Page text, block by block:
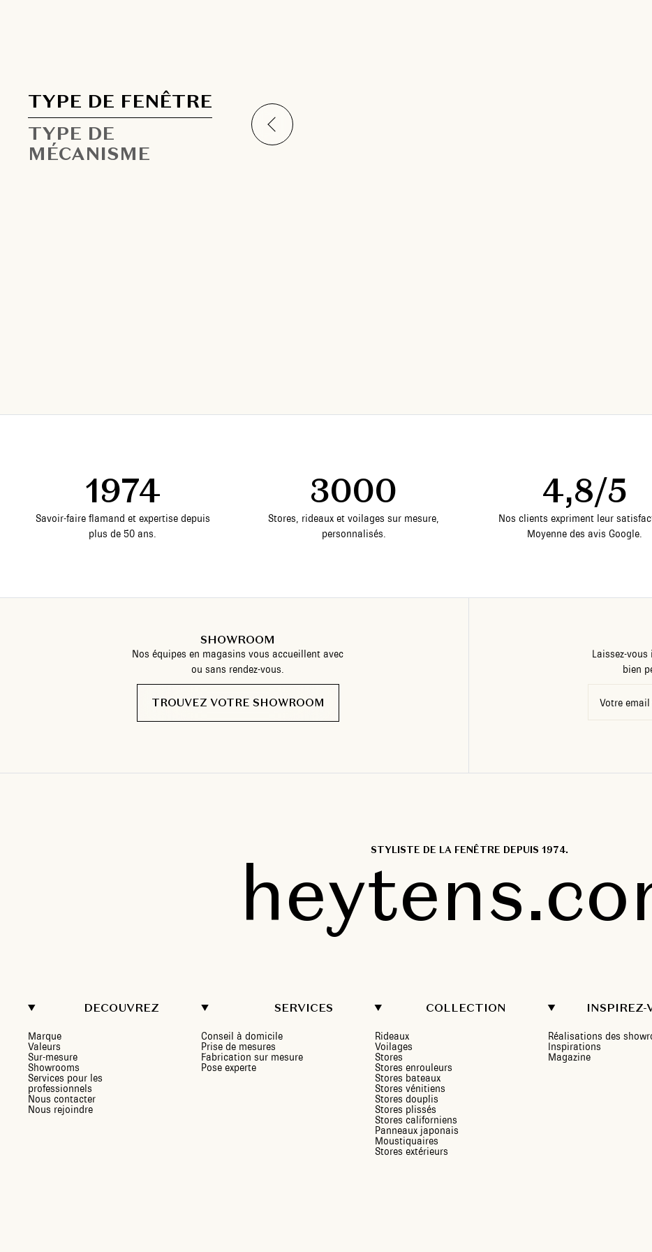
TYPE DE FENÊTRE
TYPE DE
MÉCANISME
1974
Savoir-faire flamand et expertise depuis
plus de 50 ans.
3000
Stores, rideaux et voilages sur mesure,
personnalisés.
4,8/5
Nos clients expriment leur
Moyenne des avis Google.
SHOWROOM
Nos équipes en magasins vous accueillent avec
ou sans rendez-vous.
TROUVEZ VOTRE SHOWROOM
Laissez-
bien
Votre email
STYLISTE DE LA FENÊTRE DEPUIS 1974.
DECOUVREZ
Marque
Valeurs
Sur-mesure
Showrooms
Services pour les
professionnels
Nous contacter
Nous rejoindre
SERVICES
Conseil à domicile
Prise de mesures
Fabrication sur mesure
Pose experte
COLLECTION
Rideaux
Voilages
Stores
Stores enrouleurs
Stores bateaux
Stores vénitiens
Stores douplis
Stores plissés
Stores californiens
Panneaux japonais
Moustiquaires
Stores extérieurs
INSPIREZ-
Réalisations des
Inspirations
Magazine